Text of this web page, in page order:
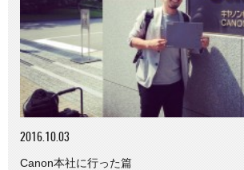
2016.10.03
Canon本社に行った篇